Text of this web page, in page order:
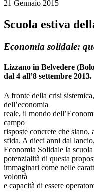
21 Gennaio 2015
Scuola estiva
Economia solidale:
Lizzano in Belvedere
dal 4 all’8 settembre 2013.
A fronte della crisi
dell’economia
reale, il mondo
campo
risposte concrete che siano,
sfida. A dieci anni dal
Economia Solidale la
potenzialità di questa
immaginari come nelle
volontà
e capacità di essere